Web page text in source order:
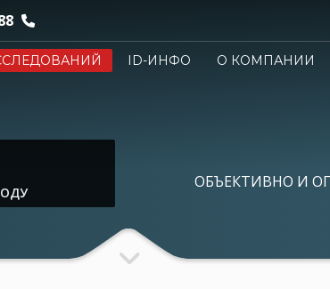
ID-ИНФО О КОМПАНИИ
ОБЪЕКТИВНО И